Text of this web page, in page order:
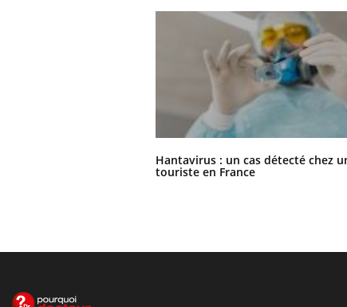
Hantavirus : un cas détecté chez
touriste en France